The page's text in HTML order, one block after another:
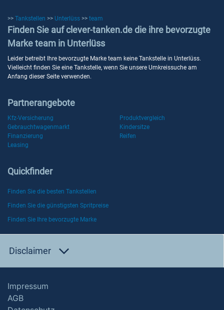
>> Tankstellen >> Unterlüss >> team
Finden Sie auf clever-tanken.de die ihre bevorzugte
Marke team in Unterlüss
Leider betreibt Ihre bevorzugte Marke team keine Tankstelle in Unterlüss.
Vielleicht finden Sie eine Tankstelle, wenn Sie unsere Umkreissuche am
Anfang dieser Seite verwenden.
Partnerangebote
Kfz-Versicherung
Produktvergleich
Gebrauchtwagenmarkt
Kindersitze
Finanzierung
Reifen
Leasing
Quickfinder
Finden Sie die besten Tankstellen
Finden Sie die günstigsten Spritpreise
Finden Sie Ihre bevorzugte Marke
Disclaimer
Impressum
AGB